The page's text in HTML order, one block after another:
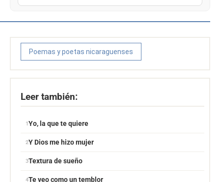
Poemas y poetas nicaraguenses
Leer también:
Yo, la que te quiere
Y Dios me hizo mujer
Textura de sueño
Te veo como un temblor